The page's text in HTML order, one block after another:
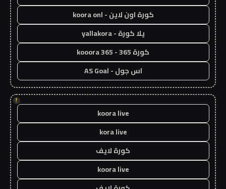
كورة اون لاين - koora onl
يلا كورة - yallakora
كورة 365 - kooora 365
اس جول - AS Goal
!
koora live
kora live
كورة لايف
koora live